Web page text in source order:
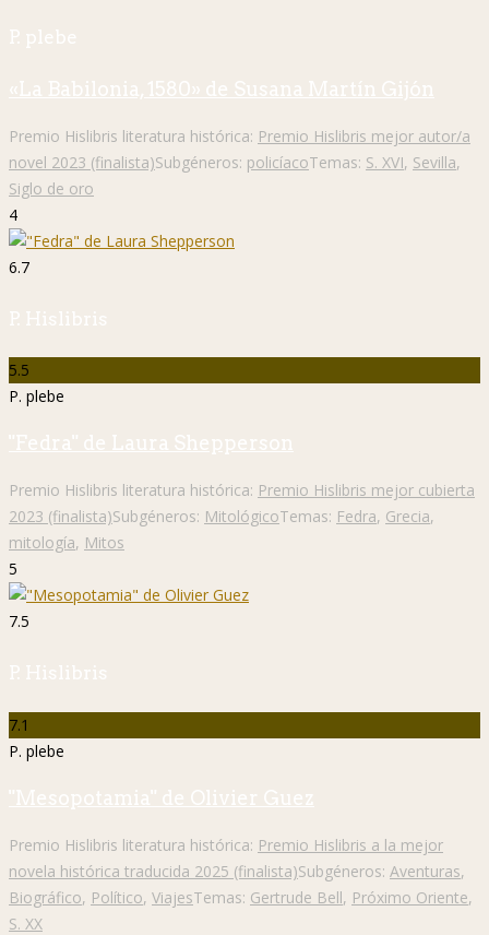
P. plebe
«La Babilonia, 1580» de Susana Martín Gijón
Premio Hislibris literatura histórica: Premio Hislibris mejor autor/a
novel 2023 (finalista)Subgéneros: policíacoTemas: S. XVI, Sevilla,
Siglo de oro
4
6.7
P. Hislibris
5.5
P. plebe
"Fedra" de Laura Shepperson
Premio Hislibris literatura histórica: Premio Hislibris mejor cubierta
2023 (finalista)Subgéneros: MitológicoTemas: Fedra, Grecia,
mitología, Mitos
5
7.5
P. Hislibris
7.1
P. plebe
"Mesopotamia" de Olivier Guez
Premio Hislibris literatura histórica: Premio Hislibris a la mejor
novela histórica traducida 2025 (finalista)Subgéneros: Aventuras,
Biográfico, Político, ViajesTemas: Gertrude Bell, Próximo Oriente,
S. XX